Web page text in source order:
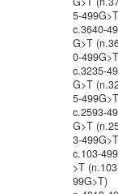
5-
c.3640-
G>T
0-
c.3235-
G>T
5-
c.2593-
G>T
3-
c.103-
>T
99G>T)